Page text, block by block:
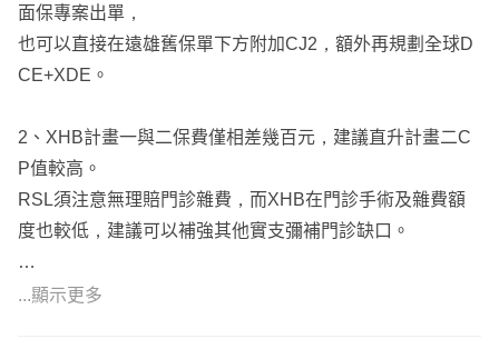
面保專案出單，
也可以直接在遠雄舊保單下方附加CJ2，額外再規劃全球D
CE+XDE。
2、XHB計畫一與二保費僅相差幾百元，建議直升計畫二C
P值較高。
RSL須注意無理賠門診雜費，而XHB在門診手術及雜費額
度也較低，建議可以補強其他實支彌補門診缺口。
...顯示更多